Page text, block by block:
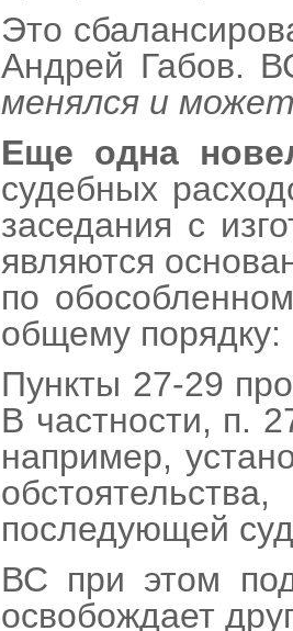
Это
Андрей Габов.
менялся и
Еще одна
судебных
заседания с
являются
по
общему порядку:
Пункты 27-29
В частности, п.
например,
последующей
ВС при этом
освобождает